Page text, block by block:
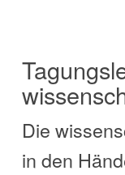
Die
in den